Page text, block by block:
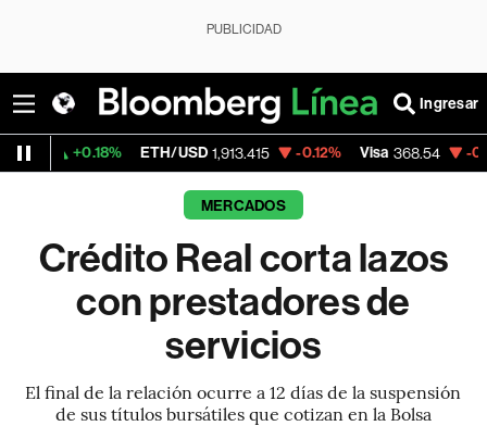
PUBLICIDAD
Ingresar
ETH/USD 1,913.415 -0.12% Visa 368.54 -0.28%
MERCADOS
Crédito Real corta lazos
con prestadores de
servicios
El final de la relación ocurre a 12 días de la suspensión
de sus títulos bursátiles que cotizan en la Bolsa